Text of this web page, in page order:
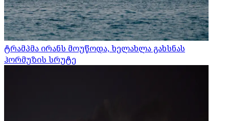
ტრამპმა ირანს მოუწოდა, ხელახლა გახსნას
ჰორმუზის სრუტე